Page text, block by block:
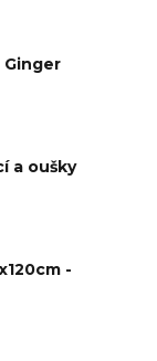
Ginger
a oušky
-